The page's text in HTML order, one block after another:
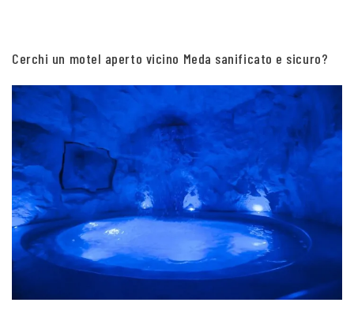
Cerchi un motel aperto vicino Meda sanificato e sicuro?